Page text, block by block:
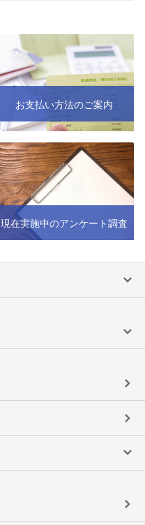
お支払い方法のご案内
現在実施中のアンケート調査